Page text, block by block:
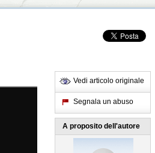
Vedi articolo originale
Segnala un abuso
A proposito dell'autore